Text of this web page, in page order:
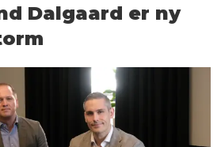
Dalgaard er ny